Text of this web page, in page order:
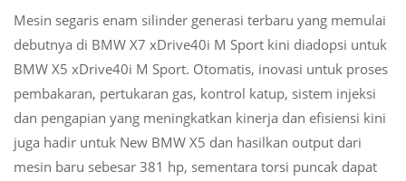
Mesin segaris enam silinder generasi terbaru yang memulai
debutnya di BMW X7 xDrive40i M Sport kini diadopsi untuk
BMW X5 xDrive40i M Sport. Otomatis, inovasi untuk proses
pembakaran, pertukaran gas, kontrol katup, sistem injeksi
dan pengapian yang meningkatkan kinerja dan efisiensi kini
juga hadir untuk New BMW X5 dan hasilkan output dari
mesin baru sebesar 381 hp, sementara torsi puncak dapat